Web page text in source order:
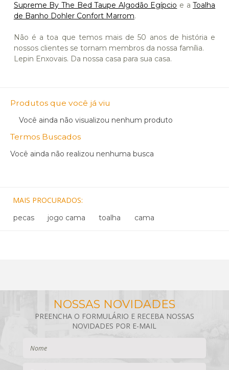
Supreme By The Bed Taupe Algodão Egípcio e aToalha
de Banho Dohler Confort Marrom.
Não é a toa que temos mais de 50 anos de história e
nossos clientes se tornam membros da nossa família.
Lepin Enxovais. Da nossa casa para sua casa.
Produtos que você já viu
Você ainda não visualizou nenhum produto
Termos Buscados
Você ainda não realizou nenhuma busca
MAIS PROCURADOS
pecas jogo cama toalha cama